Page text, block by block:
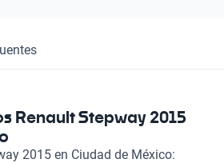
Renault Stepway 2015
2015 en Ciudad de México: